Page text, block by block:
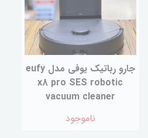
جارو رباتیک یوفی مدل eufy
x8 pro SES robotic
vacuum cleaner
ناموجود